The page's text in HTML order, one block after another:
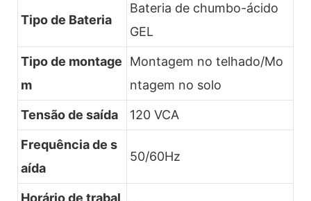
Tipo de Bateria
Bateria de chumbo-ácido
GEL
Tipo de montage
m
Montagem no telhado/Mo
ntagem no solo
Tensão de saída 120 VCA
Frequência de s
aída
50/60Hz
Horário de trabal